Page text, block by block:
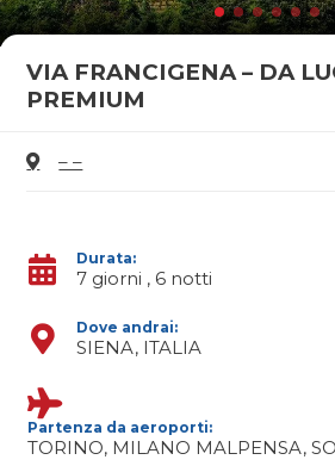
VIA FRANCIGENA – DA
PREMIUM
– –
Durata:
7 giorni , 6 notti
Dove andrai:
SIENA, ITALIA
Partenza da aeroporti:
TORINO, MILANO MALPENSA,